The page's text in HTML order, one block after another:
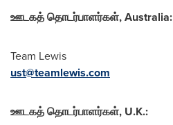
ஊடகத் தொடர்பாளர்கள்,Australia:
Team Lewis
ust@teamlewis.com
ஊடகத் தொடர்பாளர்கள், U.K.: